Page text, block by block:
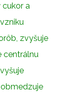
cukor a
zvyšuje
centrálnu